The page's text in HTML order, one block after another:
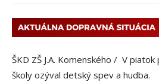
ŠKD ZŠ J.A. Komenského / V
školy ozýval detský spev a hudba.